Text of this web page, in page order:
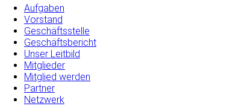
Aufgaben
Vorstand
Geschäftsstelle
Geschäftsbericht
Unser Leitbild
Mitglieder
Mitglied werden
Partner
Netzwerk